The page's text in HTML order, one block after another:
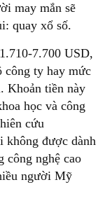
may mắn sẽ
quay xổ số.
7.700 USD,
công ty hay mức
Khoản tiền này
học và công
cứu
không được dành
công nghệ cao
người Mỹ